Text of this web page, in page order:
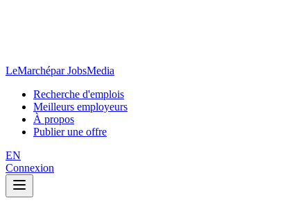
LeMarchépar JobsMedia
Recherche d'emplois
Meilleurs employeurs
À propos
Publier une offre
EN
Connexion